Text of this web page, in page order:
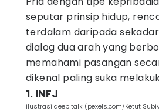
seputar prinsip hidup,
terdalam daripada
dialog dua arah yang
memahami pasangan
dikenal paling suka
1. INFJ
ilustrasi deep talk (pexels.com/Ketut